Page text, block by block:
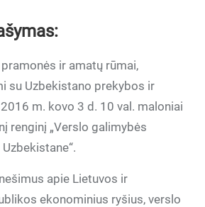
ir amatų rūmai,
su Uzbekistano prekybos ir
m. kovo 3 d. 10 val. maloniai
renginį „Verslo galimybės
apie Lietuvos ir
ekonominius ryšius, verslo